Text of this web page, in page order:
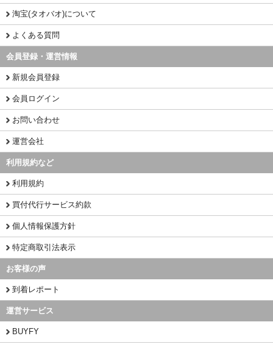
淘宝(タオバオ)について
よくある質問
会員登録・運営情報
新規会員登録
会員ログイン
お問い合わせ
運営会社
利用規約など
利用規約
買付代行サービス約款
個人情報保護方針
特定商取引法表示
お客様の声
到着レポート
運営サービス
BUYFY